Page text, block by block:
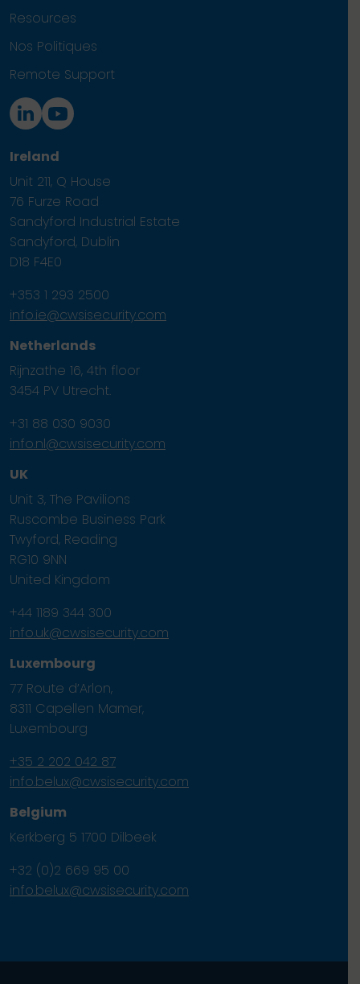
Resources
Nos Politiques
Remote Support
Ireland
Unit 211, Q House
76 Furze Road
Sandyford Industrial Estate
Sandyford, Dublin
D18 F4E0
+353 1 293 2500
info.ie@cwsisecurity.com
Netherlands
Rijnzathe 16, 4th floor
3454 PV Utrecht.
+31 88 030 9030
info.nl@cwsisecurity.com
UK
Unit 3, The Pavilions
Ruscombe Business Park
Twyford, Reading
RG10 9NN
United Kingdom
+44 1189 344 300
info.uk@cwsisecurity.com
Luxembourg
77 Route d’Arlon,
8311 Capellen Mamer,
Luxembourg
+35 2 202 042 87
info.belux@cwsisecurity.com
Belgium
Kerkberg 5 1700 Dilbeek
+32 (0)2 669 95 00
info.belux@cwsisecurity.com